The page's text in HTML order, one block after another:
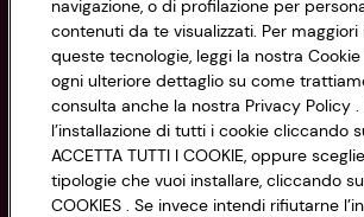
Accessibilità
Codice Fiscale e Registro Imprese
di Bologna 00865960157
PARTITA IVA 03320960374
Servizio clienti
navigazione, o di profilazione per
contenuti da te visualizzati. Per maggiori
queste tecnologie, leggi la nostra Cookie
ogni ulteriore dettaglio su come
consulta anche la nostra Privacy Policy
l’installazione di tutti i cookie cliccando
ACCETTA TUTTI I COOKIE, oppure
tipologie che vuoi installare, cliccando su
COOKIES . Se invece intendi rifiutarne